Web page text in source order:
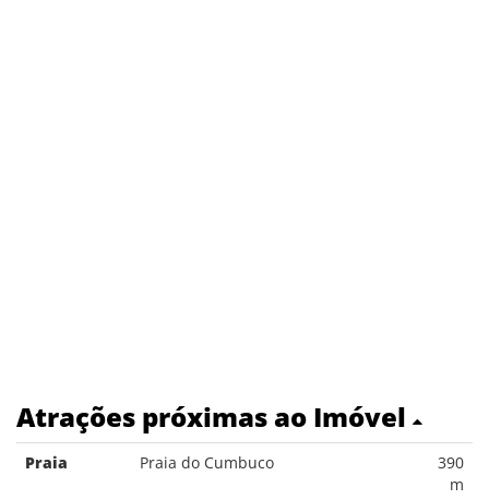
Atrações próximas ao Imóvel
Praia Praia do Cumbuco
390
m